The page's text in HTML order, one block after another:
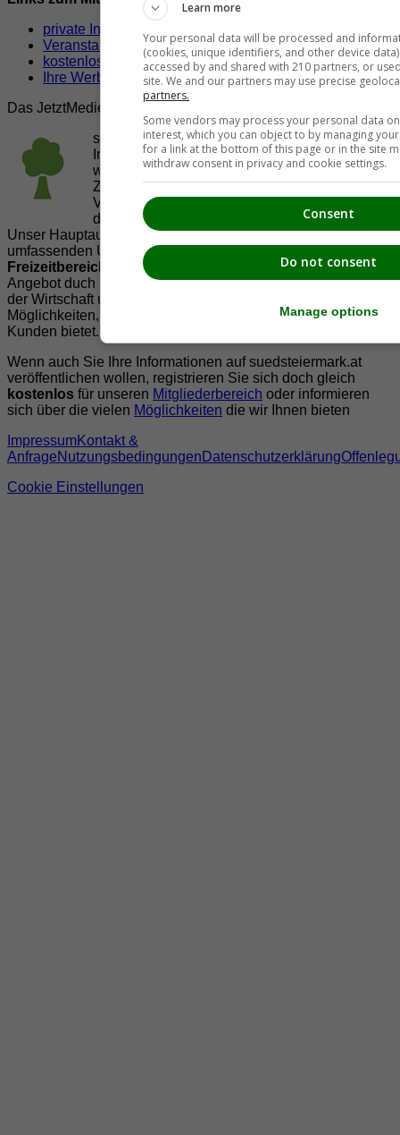
private Inserate aufgeben
Veranstaltungen eintragen
kostenloser Eintrag für Firmen,Verein & Organisationen
Ihre Werbung auf Südsteiermark.at
Das JetztMedien.com Medien Netzwerk
suedsteiermark.at ist eine von vielen
Internetadressen derJetztMedien.com Medien,
welche es sich zur Aufgabe gemacht hat, in
Zusammenarbeit mit regionalen Firmen,
Vereinen und Institutionen die
der Region Südsteiermark zu präsentieren.
Unser Hauptaugenmerk liegt dabei, der Bevölkerung einen
umfassenden Überblick der Möglichkeiten im
Freizeitbereich
zu vermittelt. Abgerundet wird dieses
Angebot duch Informationen zur regionalenGastronomie,
der Wirtschaft und der Präsentation der zahlreichen
Möglichkeiten, welche die
regionale Wirtschaftihren
Kunden bietet.
Wenn auch Sie Ihre Informationen auf suedsteiermark.at
veröffentlichen wollen, registrieren Sie sich doch gleich
kostenlos für unseren Mitgliederbereich oder informieren
sich über die vielen Möglichkeiten die wir Ihnen bieten
ImpressumKontakt &
AnfrageNutzungsbedingungen Datenschutzerklärung
Cookie Einstellungen
Learn more
Your personal data will be processed and
(cookies, unique identifiers, and other device
accessed by and shared with 210 partners, or
site. We and our partners may use precise
partners.
Some vendors may process your personal data
interest, which you can object to by managing
for a link at the bottom of this page or in the site
withdraw consent in privacy and cookie settings.
Consent
Do not consent
Manage options